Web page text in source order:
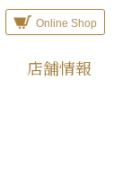
Online Shop
店舗情報